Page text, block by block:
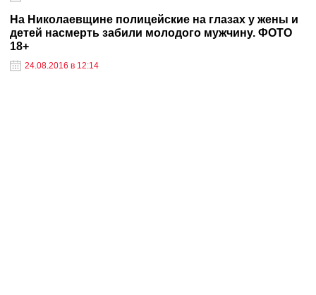
На Николаевщине полицейские на глазах у жены и
детей насмерть забили молодого мужчину. ФОТО
18+
24.08.2016 в 12:14